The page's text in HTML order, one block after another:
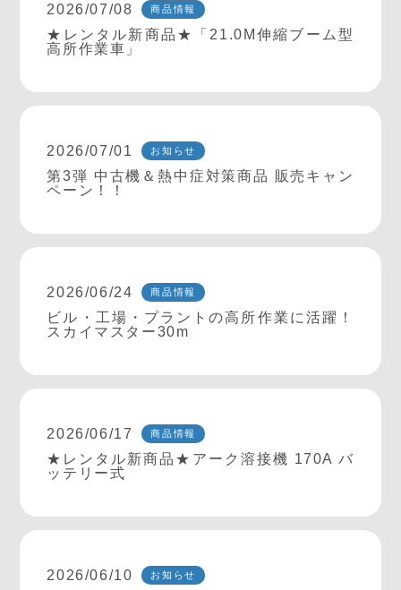
2026/07/08 商品情報
★レンタル新商品★「21.0M伸縮ブーム型
高所作業車」
2026/07/01 お知らせ
第3弾 中古機＆熱中症対策商品 販売キャン
ペーン！！
2026/06/24 商品情報
ビル・工場・プラントの高所作業に活躍！
スカイマスター30m
2026/06/17 商品情報
★レンタル新商品★アーク溶接機 170A バ
ッテリー式
2026/06/10 お知らせ